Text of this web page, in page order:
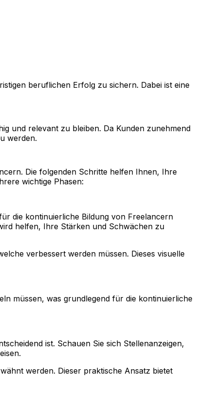
beruflichen Erfolg zu sichern. Dabei ist eine
und relevant zu bleiben. Da Kunden zunehmend
werden.
Die folgenden Schritte helfen Ihnen, Ihre
wichtige Phasen:
die kontinuierliche Bildung von Freelancern
helfen, Ihre Stärken und Schwächen zu
verbessert werden müssen. Dieses visuelle
müssen, was grundlegend für die kontinuierliche
ist. Schauen Sie sich Stellenanzeigen,
werden. Dieser praktische Ansatz bietet